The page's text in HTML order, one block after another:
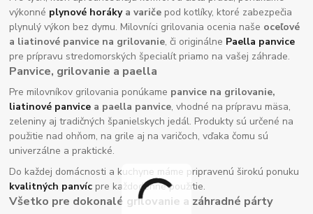
výkonné plynové horákya variče pod kotlíky, ktoré zabezpečia
plynulý výkon bez dymu. Milovníci grilovania ocenia naše oceľové
a liatinové panvice na grilovanie, či originálne Paella panvice
pre prípravu stredomorských špecialít priamo na vašej záhrade.
Panvice, grilovanie a paella
Pre milovníkov grilovania ponúkame panvice na grilovanie,
liatinové panvice a paella panvice, vhodné na prípravu mäsa,
zeleniny aj tradičných španielskych jedál. Produkty sú určené na
použitie nad ohňom, na grile aj na varičoch, vďaka čomu sú
univerzálne a praktické.
Do každej domácnosti a kuchyne máme pripravenú širokú ponuku
kvalitných panvíc pre každodenné použitie.
Všetko pre dokonalé grilovanie a záhradné párty